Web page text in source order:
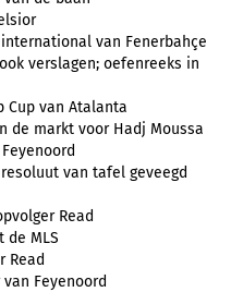
van Fenerbahçe
verslagen; oefenreeks in
Cup van Atalanta
de markt voor Hadj Moussa
van tafel geveegd
Read
de MLS
Read
Feyenoord